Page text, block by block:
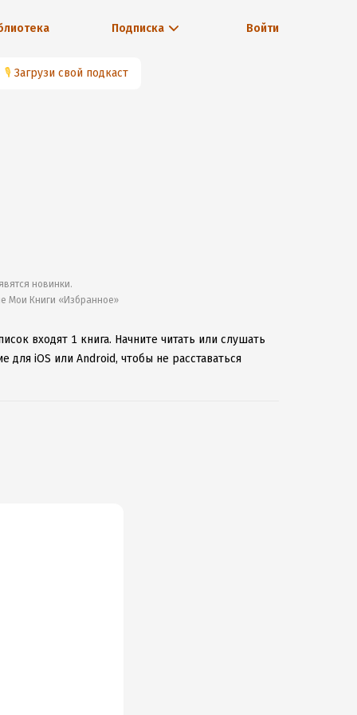
Подписка Войти
🎙 Загрузи свой подкаст
новинки.
Мои Книги «Избранное»
входят 1 книга. Начните читать или слушать
iOS или Android, чтобы не расставаться